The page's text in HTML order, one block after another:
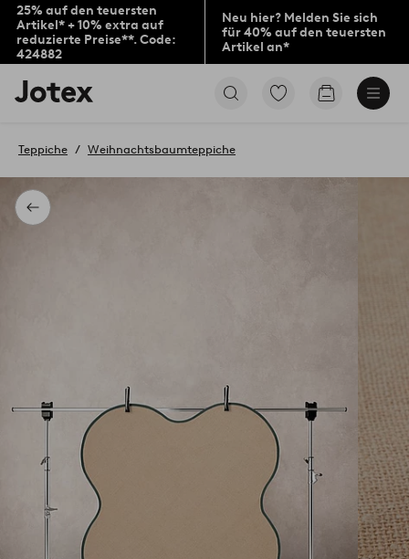
25% auf den teuersten
Artikel* + 10% extra auf
reduzierte Preise**. Code:
424882
Neu hier? Melden Sie sich
für 40% auf den teuersten
Artikel an*
Jotex-
Logo
Startseite
Zu
Produkten
Zum
Zurück
Teppiche Weihnachtsbaumteppiche